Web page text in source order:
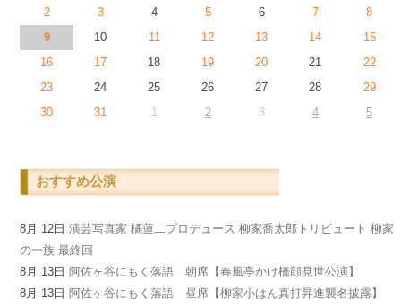
2
3 4 5 6 7
8
9
10 11 12 13 14
15
16
17 18 19 20 21
22
23
24 25 26 27 28
29
30
31 1 2 3 4 5
おすすめ公演
8月 12日演芸写真家 橘蓮二プロデュース 柳家喬太郎トリビュート 柳家
の一族 最終回
8月 13日阿佐ヶ谷にもく落語 朝席【春風亭かけ橋顔見世公演】
8月 13日阿佐ヶ谷にもく落語 昼席【柳家小はん真打昇進襲名披露】